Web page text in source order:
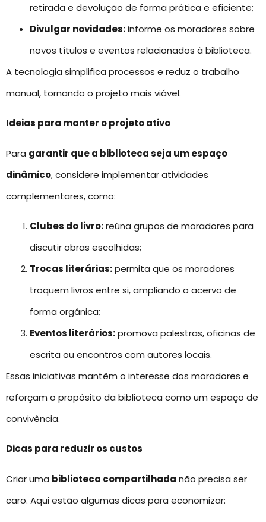
retirada e devolução de forma prática e eficiente;
Divulgar novidades:informe os moradores sobre
novos títulos e eventos relacionados à biblioteca.
A tecnologia simplifica processos e reduz o trabalho
manual, tornando o projeto mais viável.
Ideias para manter o projeto ativo
Para garantir que a biblioteca seja um espaço
dinâmico, considere implementar atividades
complementares, como:
Clubes do livro:reúna grupos de moradores para
discutir obras escolhidas;
Trocas literárias:permita que os moradores
troquem livros entre si, ampliando o acervo de
forma orgânica;
Eventos literários:promova palestras, oficinas de
escrita ou encontros com autores locais.
Essas iniciativas mantêm o interesse dos moradores e
reforçam o propósito da biblioteca como um espaço de
convivência.
Dicas para reduzir os custos
Criar uma biblioteca compartilhada não precisa ser
caro. Aqui estão algumas dicas para economizar: